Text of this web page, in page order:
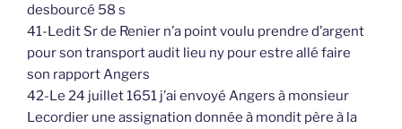
desbourcé 58 s
41-Ledit Sr de Renier n’a point voulu prendre d’argent
pour son transport audit lieu ny pour estre allé faire
son rapport Angers
42-Le 24 juillet 1651 j’ai envoyé Angers à monsieur
Lecordier une assignation donnée à mondit père à la